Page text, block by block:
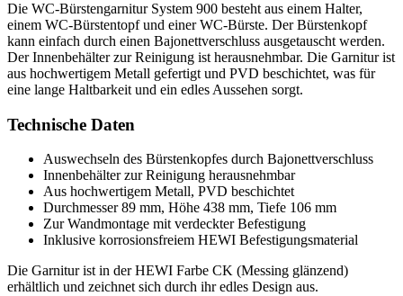
Die WC-Bürstengarnitur System 900 besteht aus einem Halter,
einem WC-Bürstentopf und einer WC-Bürste. Der Bürstenkopf
kann einfach durch einen Bajonettverschluss ausgetauscht werden.
Der Innenbehälter zur Reinigung ist herausnehmbar. Die Garnitur ist
aus hochwertigem Metall gefertigt und PVD beschichtet, was für
eine lange Haltbarkeit und ein edles Aussehen sorgt.
Technische Daten
Auswechseln des Bürstenkopfes durch Bajonettverschluss
Innenbehälter zur Reinigung herausnehmbar
Aus hochwertigem Metall, PVD beschichtet
Durchmesser 89 mm, Höhe 438 mm, Tiefe 106 mm
Zur Wandmontage mit verdeckter Befestigung
Inklusive korrosionsfreiem HEWI Befestigungsmaterial
Die Garnitur ist in der HEWI Farbe CK (Messing glänzend)
erhältlich und zeichnet sich durch ihr edles Design aus.